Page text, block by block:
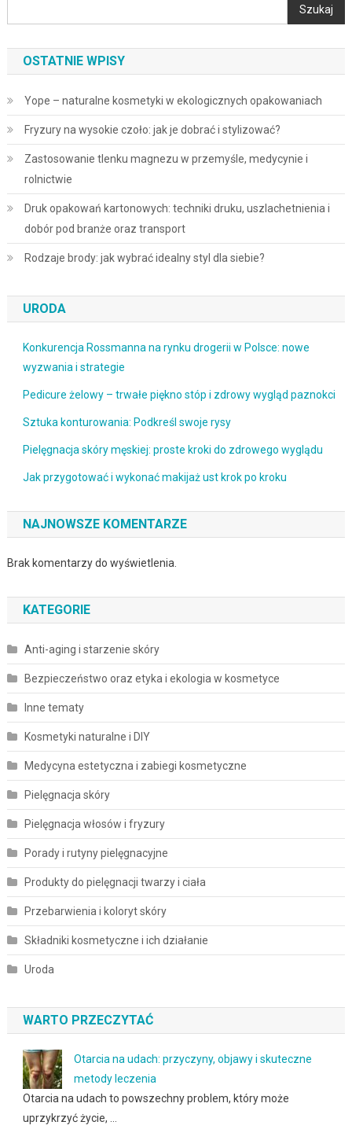
Szukaj
OSTATNIE WPISY
Yope – naturalne kosmetyki w ekologicznych opakowaniach
Fryzury na wysokie czoło: jak je dobrać i stylizować?
Zastosowanie tlenku magnezu w przemyśle, medycynie i
rolnictwie
Druk opakowań kartonowych: techniki druku, uszlachetnienia i
dobór pod branże oraz transport
Rodzaje brody: jak wybrać idealny styl dla siebie?
URODA
Konkurencja Rossmanna na rynku drogerii w Polsce: nowe
wyzwania i strategie
Pedicure żelowy – trwałe piękno stóp i zdrowy wygląd paznokci
Sztuka konturowania: Podkreśl swoje rysy
Pielęgnacja skóry męskiej: proste kroki do zdrowego wyglądu
Jak przygotować i wykonać makijaż ust krok po kroku
NAJNOWSZE KOMENTARZE
Brak komentarzy do wyświetlenia.
KATEGORIE
Anti-aging i starzenie skóry
Bezpieczeństwo oraz etyka i ekologia w kosmetyce
Inne tematy
Kosmetyki naturalne i DIY
Medycyna estetyczna i zabiegi kosmetyczne
Pielęgnacja skóry
Pielęgnacja włosów i fryzury
Porady i rutyny pielęgnacyjne
Produkty do pielęgnacji twarzy i ciała
Przebarwienia i koloryt skóry
Składniki kosmetyczne i ich działanie
Uroda
WARTO PRZECZYTAĆ
Otarcia na udach: przyczyny, objawy i skuteczne
metody leczenia
Otarcia na udach to powszechny problem, który może
uprzykrzyć życie, …